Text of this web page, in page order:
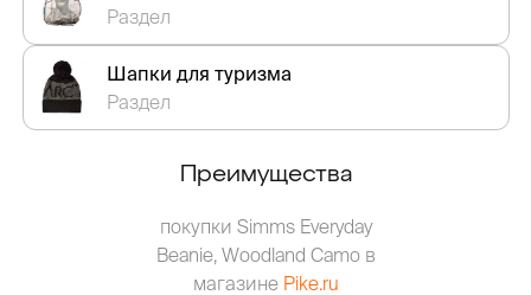
Раздел
Шапки для туризма
Раздел
Преимущества
покупки Simms Everyday
Beanie, Woodland Camo в
магазине Pike.ru